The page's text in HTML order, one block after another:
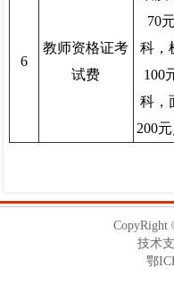
6
教师资格证考
试费
70
科，
100
科，
200
CopyRight
技术
鄂